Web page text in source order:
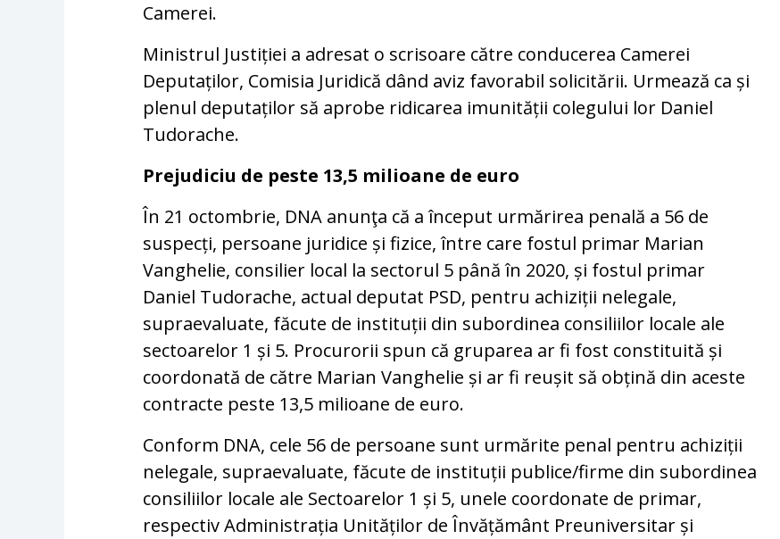
Camerei.
Ministrul Justiției a adresat o scrisoare către conducerea Camerei
Deputaților, Comisia Juridică dând aviz favorabil solicitării. Urmează ca și
plenul deputaților să aprobe ridicarea imunității colegului lor Daniel
Tudorache.
Prejudiciu de peste 13,5 milioane de euro
În 21 octombrie, DNA anunţa că a început urmărirea penală a 56 de
suspecți, persoane juridice și fizice, între care fostul primar Marian
Vanghelie, consilier local la sectorul 5 până în 2020, și fostul primar
Daniel Tudorache, actual deputat PSD, pentru achiziții nelegale,
supraevaluate, făcute de instituții din subordinea consiliilor locale ale
sectoarelor 1 și 5. Procurorii spun că gruparea ar fi fost constituită și
coordonată de către Marian Vanghelie și ar fi reușit să obțină din aceste
contracte peste 13,5 milioane de euro.
Conform DNA, cele 56 de persoane sunt urmărite penal pentru achiziții
nelegale, supraevaluate, făcute de instituții publice/firme din subordinea
consiliilor locale ale Sectoarelor 1 și 5, unele coordonate de primar,
respectiv Administrația Unităților de Învățământ Preuniversitar și